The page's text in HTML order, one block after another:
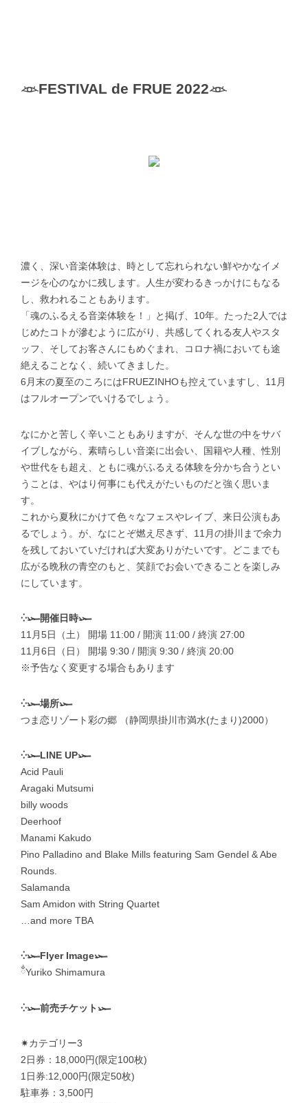
𓁺FESTIVAL de FRUE 2022𓁺
濃く、深い音楽体験は、時として忘れられない鮮やかなイメ
ージを心のなかに残します。人生が変わるきっかけにもなる
し、救われることもあります。
「魂のふるえる音楽体験を！」と掲げ、10年。たった2人では
じめたコトが滲むように広がり、共感してくれる友人やスタ
ッフ、そしてお客さんにもめぐまれ、コロナ禍においても途
絶えることなく、続いてきました。
6月末の夏至のころにはFRUEZINHOも控えていますし、11月
はフルオープンでいけるでしょう。
なにかと苦しく辛いこともありますが、そんな世の中をサバ
イブしながら、素晴らしい音楽に出会い、国籍や人種、性別
や世代をも超え、ともに魂がふるえる体験を分かち合うとい
うことは、やはり何事にも代えがたいものだと強く思いま
す。
これから夏秋にかけて色々なフェスやレイブ、来日公演もあ
るでしょう。が、なにとぞ燃え尽きず、11月の掛川まで余力
を残しておいていだければ大変ありがたいです。どこまでも
広がる晩秋の青空のもと、笑顔でお会いできることを楽しみ
にしています。
⁛𓆱開催日時𓆱
11月5日（土） 開場 11:00 / 開演 11:00 / 終演 27:00
11月6日（日） 開場 9:30 / 開演 9:30 / 終演 20:00
※予告なく変更する場合もあります
⁛𓆱場所𓆱
つま恋リゾート彩の郷 （静岡県掛川市満水(たまり)2000）
⁛𓆱LINE UP𓆱
Acid Pauli
Aragaki Mutsumi
billy woods
Deerhoof
Manami Kakudo
Pino Palladino and Blake Mills featuring Sam Gendel & Abe
Rounds.
Salamanda
Sam Amidon with String Quartet
…and more TBA
⁛𓆱Flyer Image𓆱
ྂYuriko Shimamura
⁛𓆱前売チケット𓆱
✷カテゴリー3
2日券：18,000円(限定100枚)
1日券:12,000円(限定50枚)
駐車券：3,500円